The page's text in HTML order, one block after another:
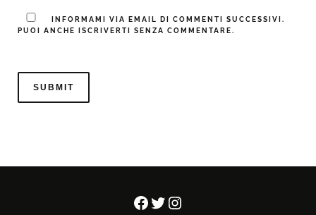
INFORMAMI VIA EMAIL DI COMMENTI SUCCESSIVI.
PUOI ANCHE ISCRIVERTI SENZA COMMENTARE.
Facebook
Twitter
Instagram